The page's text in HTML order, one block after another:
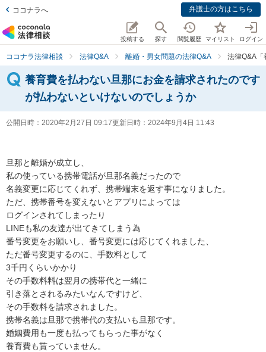
ココナラへ 弁護士の方はこちら
投稿する 探す 閲覧履歴 マイリスト ログイン
ココナラ法律相談 法律Q&A 離婚・男女問題の法律Q&A 法律Q&A
養育費を払わない旦那にお金を請求されたのです
が払わないといけないのでしょうか
公開日時： 2020年2月27日 09:17更新日時： 2024年9月4日 11:43
旦那と離婚が成立し、
私の使っている携帯電話が旦那名義だったので
名義変更に応じてくれず、携帯端末を返す事になりました。
ただ、携帯番号を変えないとアプリによっては
ログインされてしまったり
LINEも私の友達が出てきてしまう為
番号変更をお願いし、番号変更には応じてくれました、
ただ番号変更するのに、手数料として
3千円くらいかかり
その手数料料は翌月の携帯代と一緒に
引き落とされるみたいなんですけど、
その手数料を請求されました。
携帯名義は旦那で携帯代の支払いも旦那です。
婚姻費用も一度も払ってもらった事がなく
養育費も貰っていません。